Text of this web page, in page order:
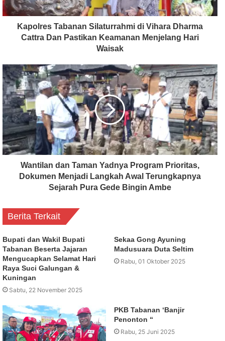
Kapolres Tabanan Silaturrahmi di Vihara Dharma
Cattra Dan Pastikan Keamanan Menjelang Hari
Waisak
Wantilan dan Taman Yadnya Program Prioritas,
Dokumen Menjadi Langkah Awal Terungkapnya
Sejarah Pura Gede Bingin Ambe
Berita Terkait
Bupati dan Wakil Bupati
Tabanan Beserta Jajaran
Mengucapkan Selamat Hari
Raya Suci Galungan &
Kuningan
Sabtu, 22 November 2025
Sekaa Gong Ayuning
Madusuara Duta Seltim
Rabu, 01 Oktober 2025
PKB Tabanan ‘Banjir
Penonton “
Rabu, 25 Juni 2025